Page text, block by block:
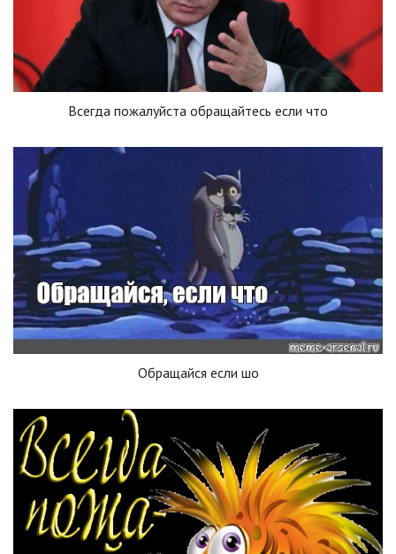
Всегда пожалуйста обращайтесь если что
Обращайся если шо